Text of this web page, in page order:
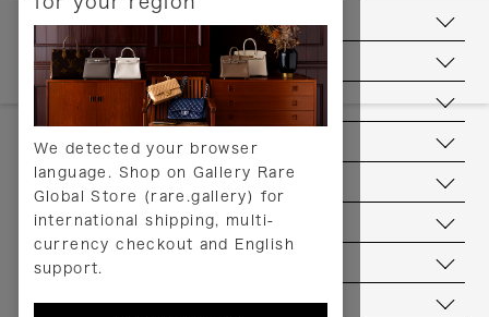
We detected your browser
language. Shop on Gallery Rare
Global Store (rare.gallery) for
international shipping, multi-
currency checkout and English
support.
お支払いについて
配送について
送料について
返品について
ヘルプ
お問い合わせ
当店について